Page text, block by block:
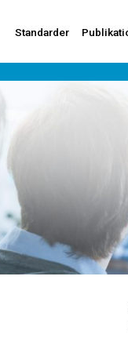
Standarder